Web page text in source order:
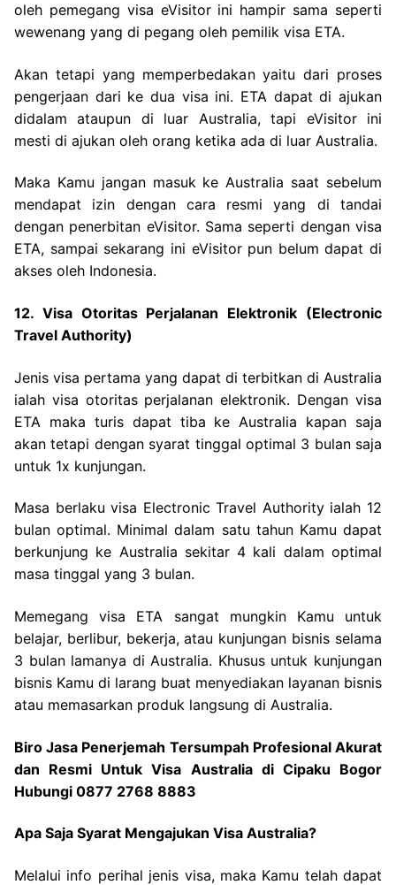
oleh pemegang visa eVisitor ini hampir sama seperti
wewenang yang di pegang oleh pemilik visa ETA.
Akan tetapi yang memperbedakan yaitu dari proses
pengerjaan dari ke dua visa ini. ETA dapat di ajukan
didalam ataupun di luar Australia, tapi eVisitor ini
mesti di ajukan oleh orang ketika ada di luar Australia.
Maka Kamu jangan masuk ke Australia saat sebelum
mendapat izin dengan cara resmi yang di tandai
dengan penerbitan eVisitor. Sama seperti dengan visa
ETA, sampai sekarang ini eVisitor pun belum dapat di
akses oleh Indonesia.
12. Visa Otoritas Perjalanan Elektronik (Electronic
Travel Authority)
Jenis visa pertama yang dapat di terbitkan di Australia
ialah visa otoritas perjalanan elektronik. Dengan visa
ETA maka turis dapat tiba ke Australia kapan saja
akan tetapi dengan syarat tinggal optimal 3 bulan saja
untuk 1x kunjungan.
Masa berlaku visa Electronic Travel Authority ialah 12
bulan optimal. Minimal dalam satu tahun Kamu dapat
berkunjung ke Australia sekitar 4 kali dalam optimal
masa tinggal yang 3 bulan.
Memegang visa ETA sangat mungkin Kamu untuk
belajar, berlibur, bekerja, atau kunjungan bisnis selama
3 bulan lamanya di Australia. Khusus untuk kunjungan
bisnis Kamu di larang buat menyediakan layanan bisnis
atau memasarkan produk langsung di Australia.
Biro Jasa Penerjemah Tersumpah Profesional Akurat
dan Resmi Untuk Visa Australia di Cipaku Bogor
Hubungi 0877 2768 8883
Apa Saja Syarat Mengajukan Visa Australia?
Melalui info perihal jenis visa, maka Kamu telah dapat